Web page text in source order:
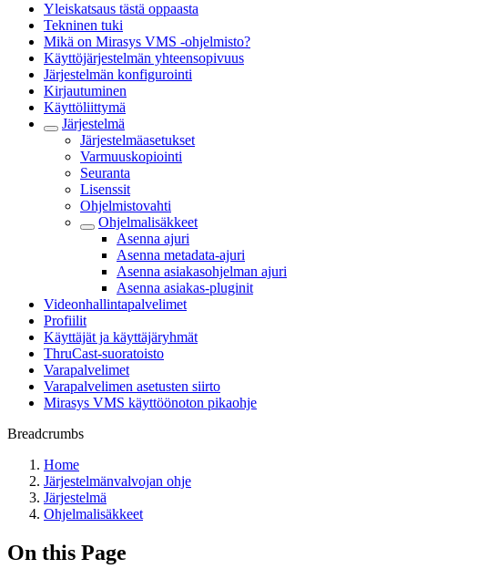
Yleiskatsaus tästä oppaasta
Tekninen tuki
Mikä on Mirasys VMS -ohjelmisto?
Käyttöjärjestelmän yhteensopivuus
Järjestelmän konfigurointi
Kirjautuminen
Käyttöliittymä
Järjestelmä
Järjestelmäasetukset
Varmuuskopiointi
Seuranta
Lisenssit
Ohjelmistovahti
Ohjelmalisäkkeet
Asenna ajuri
Asenna metadata-ajuri
Asenna asiakasohjelman ajuri
Asenna asiakas-pluginit
Videonhallintapalvelimet
Profiilit
Käyttäjät ja käyttäjäryhmät
ThruCast-suoratoisto
Varapalvelimet
Varapalvelimen asetusten siirto
Mirasys VMS käyttöönoton pikaohje
Breadcrumbs
Home
Järjestelmänvalvojan ohje
Järjestelmä
Ohjelmalisäkkeet
On this Page